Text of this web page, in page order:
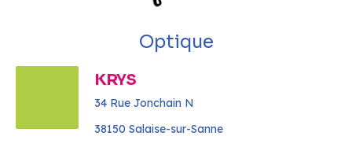
Optique
KRYS
34 Rue Jonchain N
38150 Salaise-sur-Sanne